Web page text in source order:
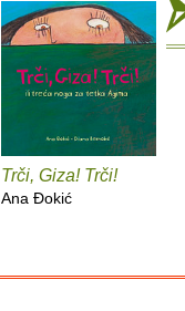
Trči, Giza! Trči!
Ana Ðokić